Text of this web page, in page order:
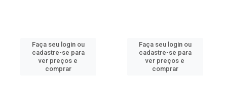
Faça seu login ou
cadastre-se para
ver preços e
comprar
Faça seu login ou
cadastre-se para
ver preços e
comprar